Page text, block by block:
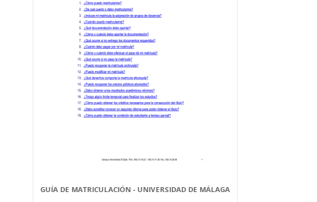
GUÍA DE MATRICULACIÓN - UNIVERSIDAD DE MÁLAGA